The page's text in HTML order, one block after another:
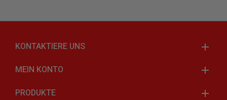
KONTAKTIERE UNS
MEIN KONTO
PRODUKTE